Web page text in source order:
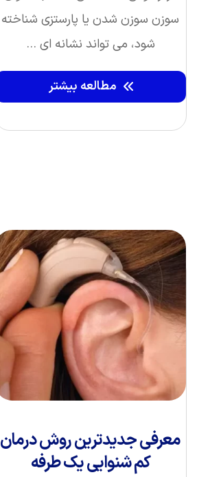
سوزن سوزن شدن یا پارستزی شناخته
شود، می‌ تواند نشانه‌ ای ...
مطالعه بیشتر
معرفی جدیدترین روش درمان
کم شنوایی یک طرفه